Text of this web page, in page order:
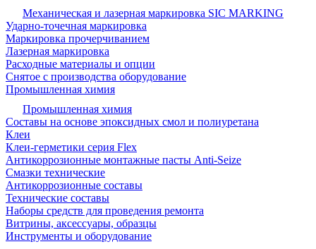
Механическая и лазерная маркировка SIC MARKING
Ударно-точечная маркировка
Маркировка прочерчиванием
Лазерная маркировка
Расходные материалы и опции
Снятое с производства оборудование
Промышленная химия
Промышленная химия
Составы на основе эпоксидных смол и полиуретана
Клеи
Клеи-герметики серия Flex
Антикоррозионные монтажные пасты Anti-Seize
Смазки технические
Антикоррозионные составы
Технические составы
Наборы средств для проведения ремонта
Витрины, аксессуары, образцы
Инструменты и оборудование